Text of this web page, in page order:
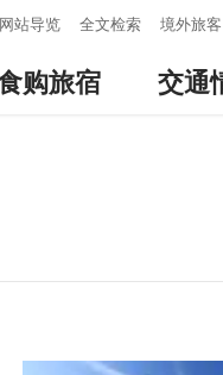
网站导览 全文检索 境外旅客
购旅宿 交通